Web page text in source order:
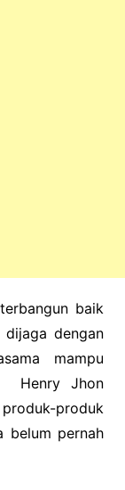
baik
dengan
mampu
Henry Jhon
produk
belum pernah